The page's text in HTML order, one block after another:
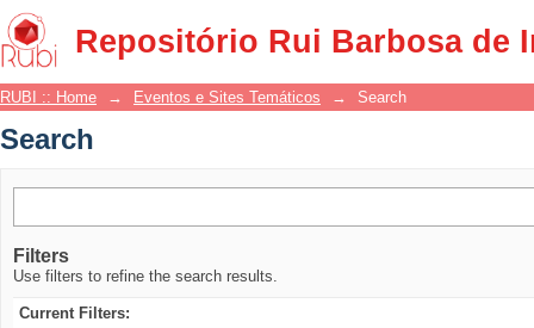
Repositório Rui Barbosa de
Search
RUBI :: Home → Eventos e Sites Temáticos → Search
Search
Filters
Use filters to refine the search results.
Current Filters: